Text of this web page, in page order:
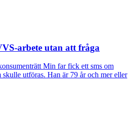
arbete utan att fråga
Min far fick ett sms om
utföras. Han är 79 år och mer eller